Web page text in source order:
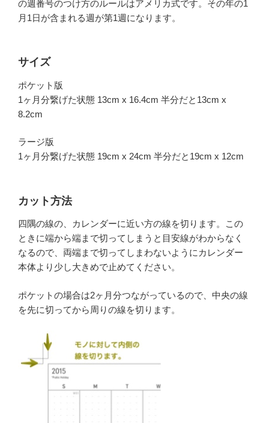
の週番号のつけ方のルールはアメリカ式です。その年の1
月1日が含まれる週が第1週になります。
サイズ
ポケット版
1ヶ月分繋げた状態 13cm x 16.4cm 半分だと13cm x
8.2cm
ラージ版
1ヶ月分繋げた状態 19cm x 24cm 半分だと19cm x 12cm
カット方法
四隅の線の、カレンダーに近い方の線を切ります。この
ときに端から端まで切ってしまうと目安線がわからなく
なるので、両端まで切ってしまわないようにカレンダー
本体より少し大きめで止めてください。
ポケットの場合は2ヶ月分つながっているので、中央の線
を先に切ってから周りの線を切ります。